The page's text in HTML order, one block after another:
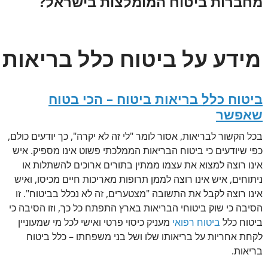
מידע על ביטוח כלל בריאות
ביטוח כלל בריאות ביטוח – הכי בטוח
שאפשר
בכל הקשור לבריאות, אסור לומר "לי זה לא יקרה", כך יודעים כולם,
כפי שיודעים כי ביטוח הבריאות הממלכתי פשוט אינו מספיק. איש
אינו רוצה למצוא את עצמו ממתין בתורים ארוכים להשתלות או
ניתוחים, איש אינו רוצה לממן תרופות מאריכות חיים מכיסו, ואיש
אינו רוצה לקבל את התשובה "מצטערים, זה לא נכלל בביטוח". זו
הסיבה כי שוק ביטוחי הבריאות בארץ התפתח כל כך, וזו הסיבה כי
ביטוח כלל ביטוח רפואי מעניק כיסוי פרטי ואישי לכל מי שמעוניין
לקחת אחריות על בריאותו שלו ושל בני משפחתו – כלל ביטוח
בריאות.